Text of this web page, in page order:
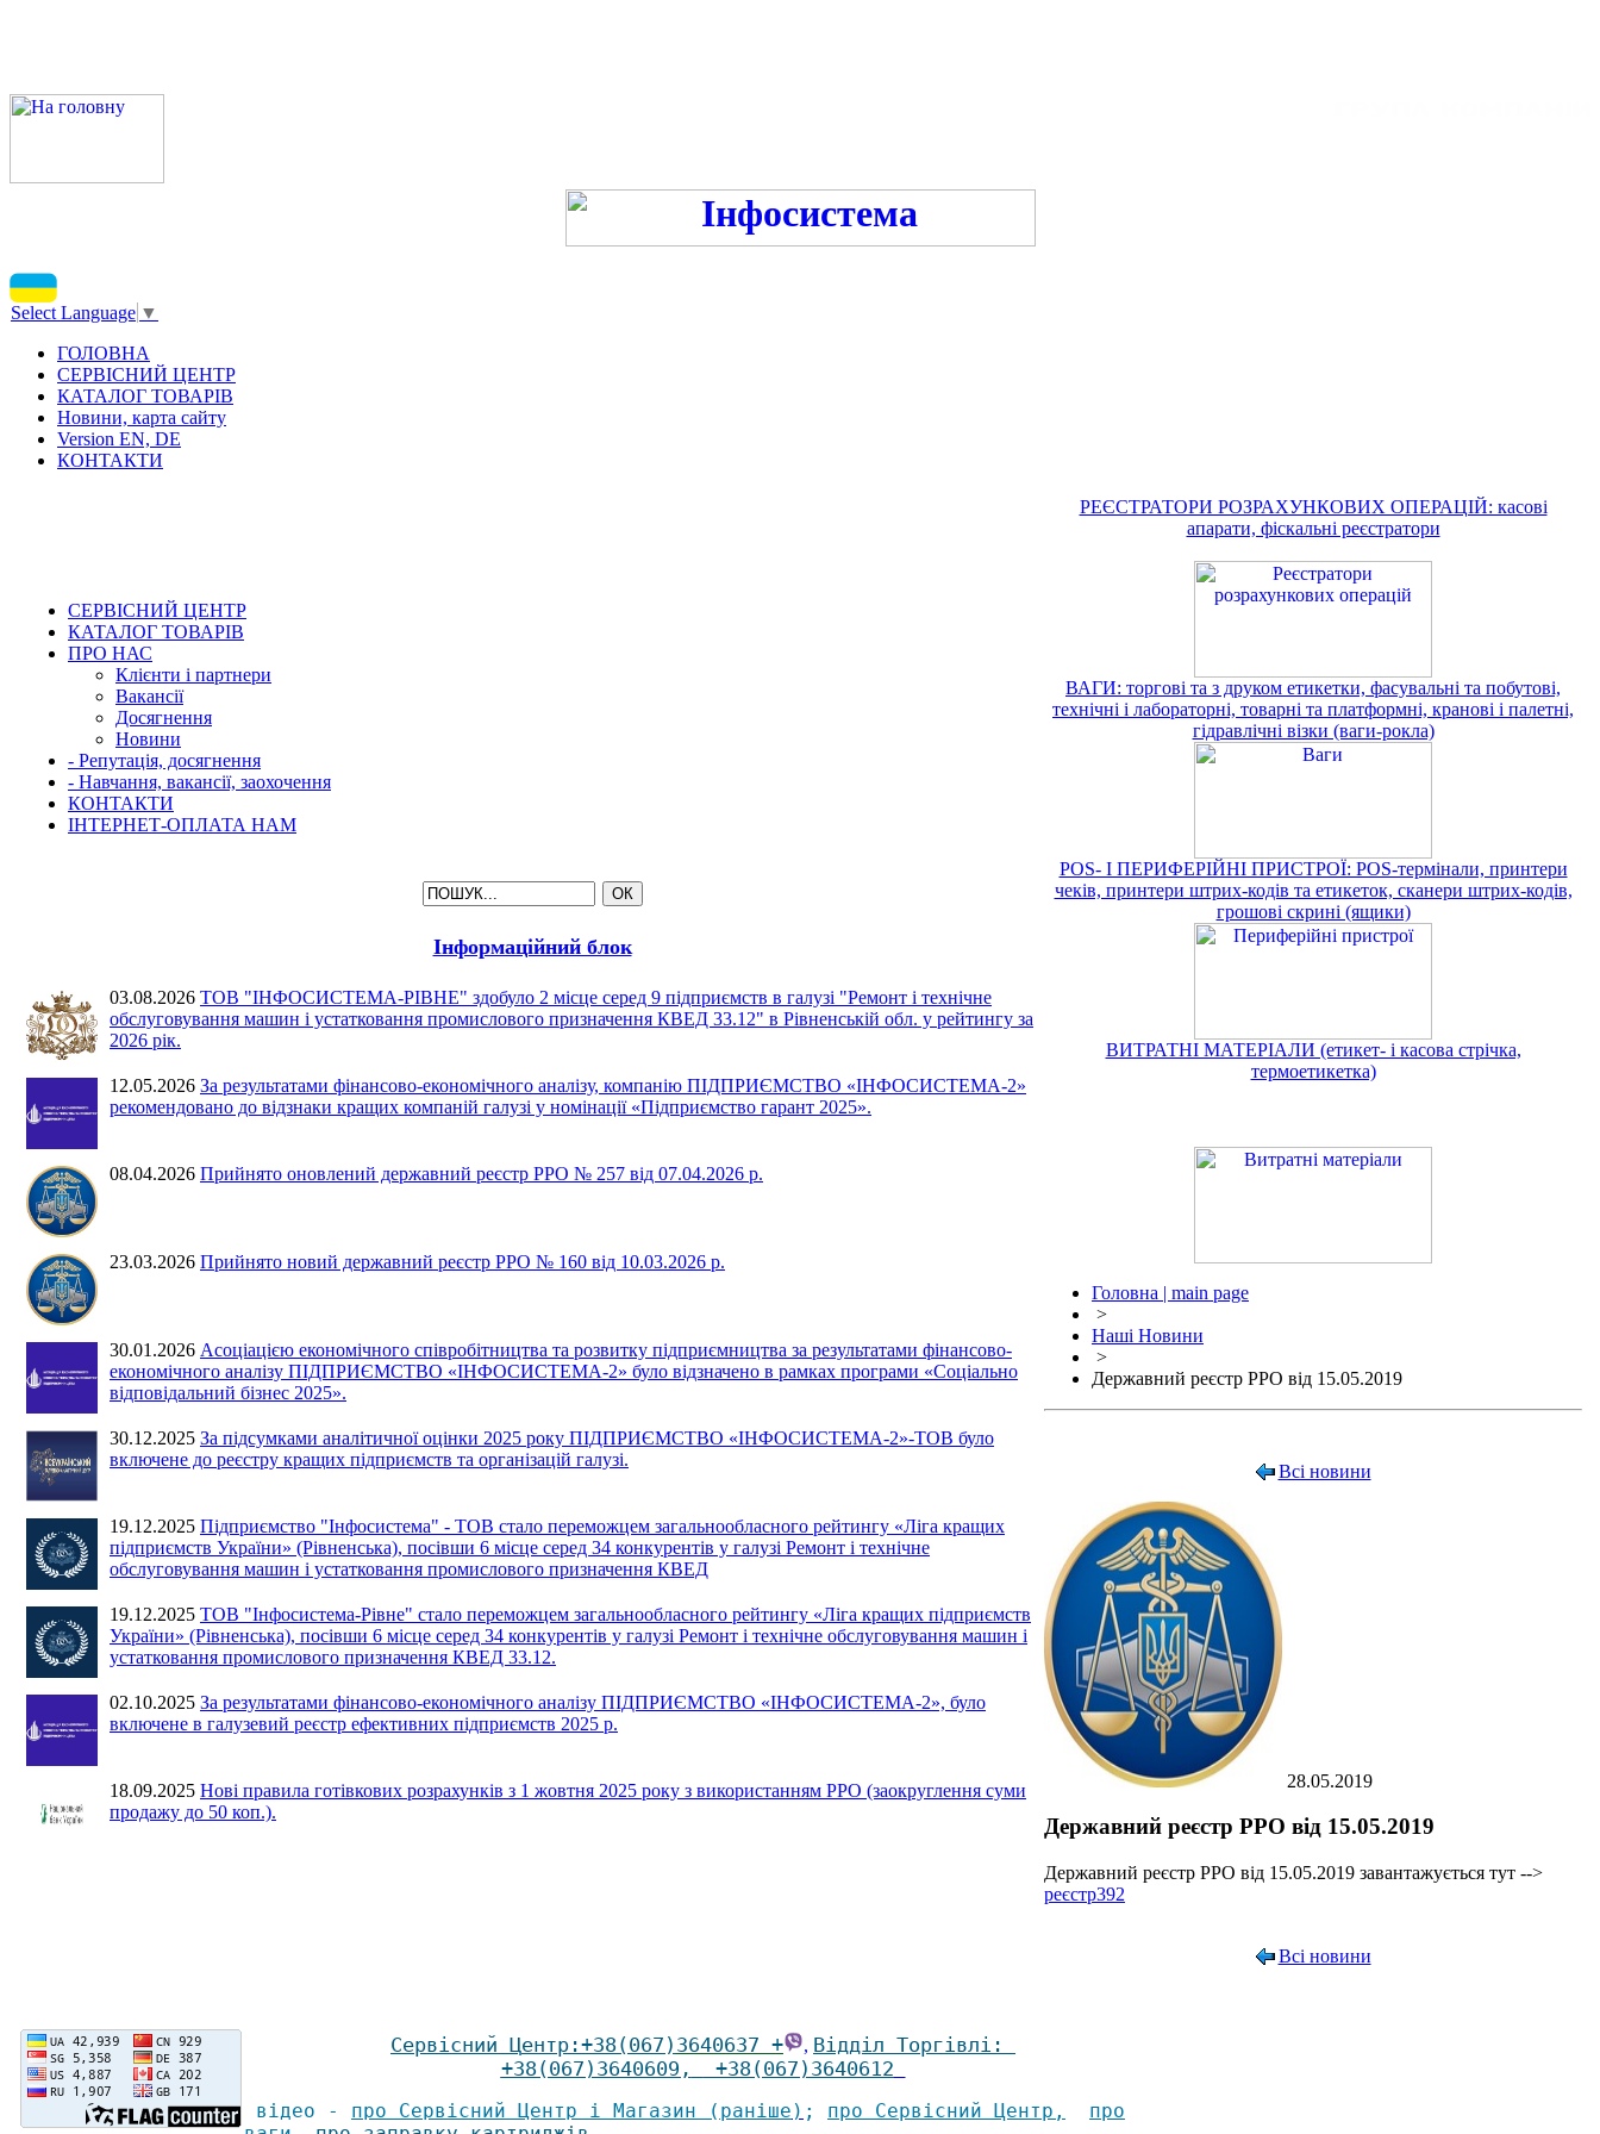
Select Language ▼
ГОЛОВНА
СЕРВІСНИЙ ЦЕНТР
КАТАЛОГ ТОВАРІВ
Новини, карта сайту
Version EN, DE
КОНТАКТИ
СЕРВІСНИЙ ЦЕНТР
КАТАЛОГ ТОВАРІВ
ПРО НАС
Клієнти і партнери
Вакансії
Досягнення
Новини
- Репутація, досягнення
- Навчання, вакансії, заохочення
КОНТАКТИ
ІНТЕРНЕТ-ОПЛАТА НАМ
Інформаційний блок
03.08.2026 ТОВ "ІНФОСИСТЕМА-РІВНЕ" здобуло 2 місце серед 9 підприємств в галузі "Ремонт і технічне
обслуговування машин і устатковання промислового призначення КВЕД 33.12" в Рівненській обл. у рейтингу за
2026 рік.
12.05.2026 За результатами фінансово-економічного аналізу, компанію ПІДПРИЄМСТВО «ІНФОСИСТЕМА-2»
рекомендовано до відзнаки кращих компаній галузі у номінації «Підприємство гарант 2025».
08.04.2026 Прийнято оновлений державний реєстр РРО № 257 від 07.04.2026 р.
23.03.2026 Прийнято новий державний реєстр РРО № 160 від 10.03.2026 р.
30.01.2026 Асоціацією економічного співробітництва та розвитку підприємництва за результатами фінансово-
економічного аналізу ПІДПРИЄМСТВО «ІНФОСИСТЕМА-2» було відзначено в рамках програми «Соціально
відповідальний бізнес 2025».
30.12.2025 За підсумками аналітичної оцінки 2025 року ПІДПРИЄМСТВО «ІНФОСИСТЕМА-2»-ТОВ було
включене до реєстру кращих підприємств та організацій галузі.
19.12.2025 Підприємство "Інфосистема" - ТОВ стало переможцем загальнообласного рейтингу «Ліга кращих
підприємств України» (Рівненська), посівши 6 місце серед 34 конкурентів у галузі Ремонт і технічне
обслуговування машин і устатковання промислового призначення КВЕД
19.12.2025 ТОВ "Інфосистема-Рівне" стало переможцем загальнообласного рейтингу «Ліга кращих підприємств
України» (Рівненська), посівши 6 місце серед 34 конкурентів у галузі Ремонт і технічне обслуговування машин і
устатковання промислового призначення КВЕД 33.12.
02.10.2025 За результатами фінансово-економічного аналізу ПІДПРИЄМСТВО «ІНФОСИСТЕМА-2», було
включене в галузевий реєстр ефективних підприємств 2025 р.
18.09.2025 Нові правила готівкових розрахунків з 1 жовтня 2025 року з використанням РРО (заокруглення суми
продажу до 50 коп.).
РЕЄСТРАТОРИ РОЗРАХУНКОВИХ ОПЕРАЦІЙ: касові
апарати, фіскальні реєстратори
ВАГИ: торгові та з друком етикетки, фасувальні та побутові,
технічні і лабораторні, товарні та платформні, кранові і палетні,
гідравлічні візки (ваги-рокла)
POS- І ПЕРИФЕРІЙНІ ПРИСТРОЇ: POS-термінали, принтери
чеків, принтери штрих-кодів та етикеток, сканери штрих-кодів,
грошові скрині (ящики)
ВИТРАТНІ МАТЕРІАЛИ (етикет- і касова стрічка,
термоетикетка)
Головна | main page
>
Наші Новини
>
Державний реєстр РРО від 15.05.2019
Всі новини
28.05.2019
Державний реєстр РРО від 15.05.2019
Державний реєстр РРО від 15.05.2019 завантажується тут -->
реєстр392
Всі новини
Сервісний Центр :+38(067) 3640637 + , Відділ Торгівлі :
+38(067)3640609 , +38(067)3640612
відео - про Сервісний Центр і Магазин (раніше ) ; про Сервісний Центр , про